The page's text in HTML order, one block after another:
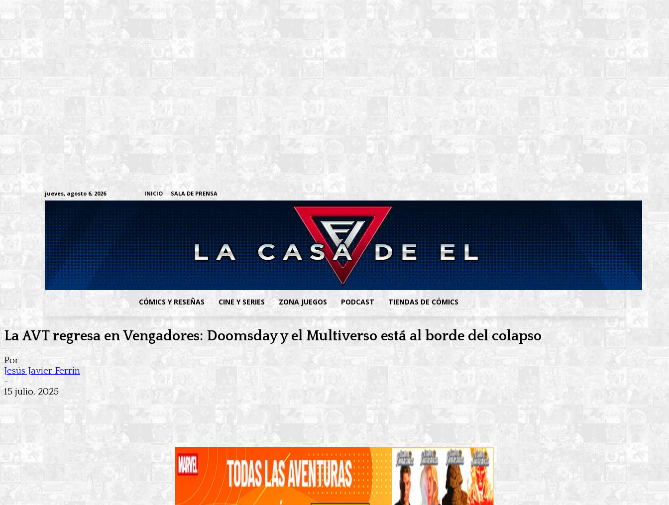
jueves, agosto 6, 2026 INICIO SALA DE PRENSA
CÓMICS Y RESEÑAS CINE Y SERIES ZONA JUEGOS PODCAST TIENDAS DE CÓMICS
La AVT regresa en Vengadores: Doomsday y el Multiverso está al borde del colapso
Por
Jesús Javier Ferrin
-
15 julio, 2025